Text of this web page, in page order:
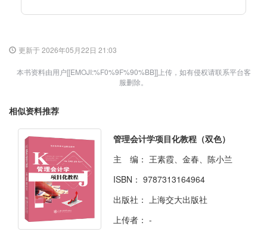
更新于 2026年05月22日 21:03
本书资料由用户[[EMOJI:%F0%9F%90%BB]]上传，如有侵权请联系平台客
服删除。
相似资料推荐
管理会计学项目化教程（双色）
主 编： 王素霞、金春、陈小兰
ISBN： 9787313164964
出版社：
上海交大出版社
上传者： -